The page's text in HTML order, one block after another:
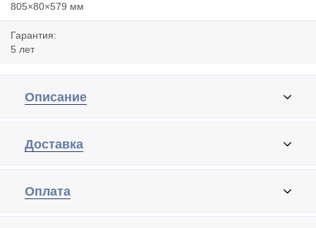
805×80×579 мм
Гарантия:
5 лет
Описание
Доставка
Оплата